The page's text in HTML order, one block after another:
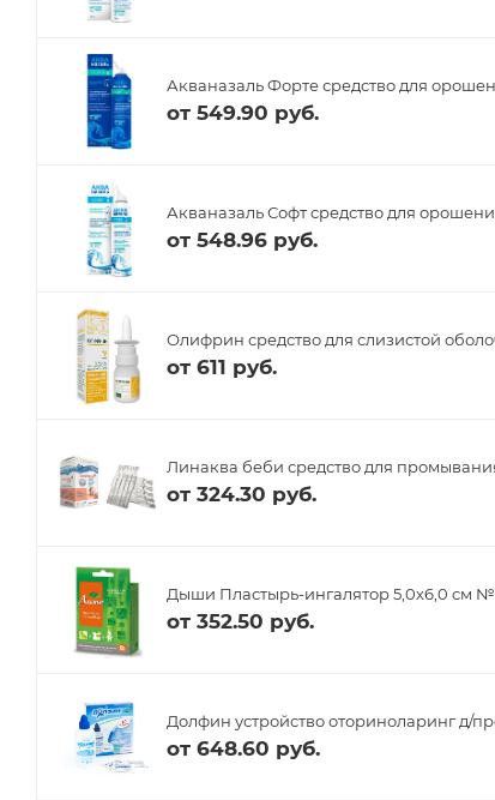
Акваназаль Форте средство для
от 549.90 руб.
Акваназаль Софт средство для
от 548.96 руб.
Олифрин средство для слизистой
от 611 руб.
Линаква беби средство для
от 324.30 руб.
Дыши Пластырь-ингалятор 5,0х6,0 см
от 352.50 руб.
Долфин устройство оториноларинг д/
от 648.60 руб.